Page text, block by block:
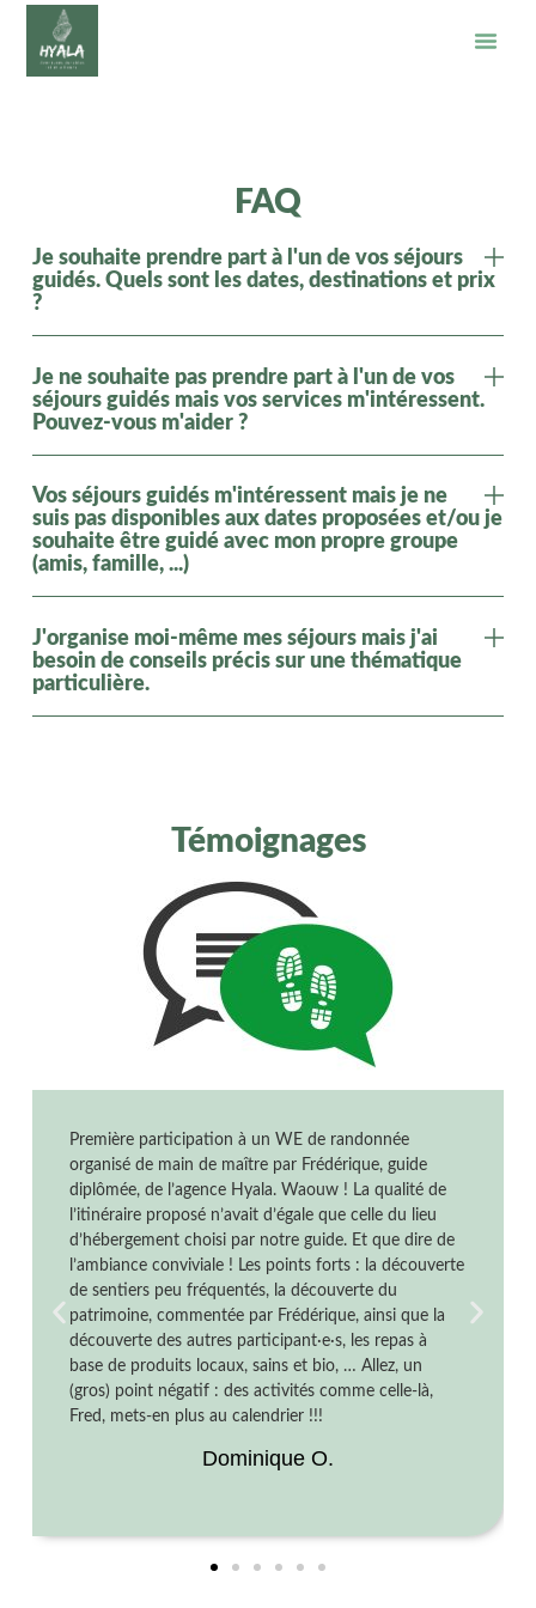
FAQ
Je souhaite prendre part à l'un de vos séjours
guidés. Quels sont les dates, destinations et prix
?
Je ne souhaite pas prendre part à l'un de vos
séjours guidés mais vos services m'intéressent.
Pouvez-vous m'aider ?
Vos séjours guidés m'intéressent mais je ne
suis pas disponibles aux dates proposées et/ou je
souhaite être guidé avec mon propre groupe
(amis, famille, ...)
J'organise moi-même mes séjours mais j'ai
besoin de conseils précis sur une thématique
particulière.
Témoignages
Première participation à un WE de randonnée
organisé de main de maître par Frédérique, guide
diplômée, de l’agence Hyala. Waouw ! La qualité de
l’itinéraire proposé n’avait d’égale que celle du lieu
d’hébergement choisi par notre guide. Et que dire de
l’ambiance conviviale ! Les points forts : la découverte
de sentiers peu fréquentés, la découverte du
patrimoine, commentée par Frédérique, ainsi que la
découverte des autres participant·e·s, les repas à
base de produits locaux, sains et bio, … Allez, un
(gros) point négatif : des activités comme celle-là,
Fred, mets-en plus au calendrier !!!
Dominique O.